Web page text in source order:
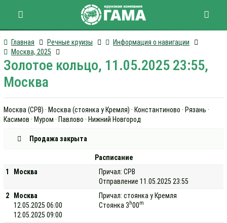
Главная Речные круизы
Информация о навигации
Москва, 2025
Золотое кольцо, 11.05.2025 23:55,
Москва
Москва (СРВ) · Москва (стоянка у Кремля) · Константиново · Рязань ·
Касимов · Муром · Павлово · Нижний Новгород
Продажа закрыта
Расписание
1
Москва
Причал: СРВ
Отправление 11.05.2025 23:55
2
Москва
12.05.2025 06:00
12.05.2025 09:00
Причал: стоянка у Кремля
Стоянка 3 h00m